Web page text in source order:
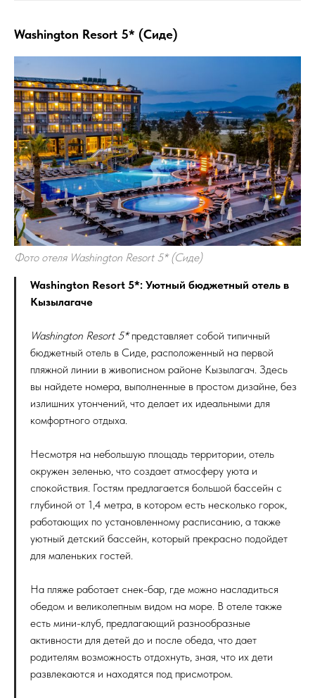
Washington Resort 5* (Сиде)
Фото отеля Washington Resort 5* (Сиде)
Washington Resort 5*: Уютный бюджетный отель в
Кызылагаче
Washington Resort 5*представляет собой типичный
бюджетный отель в Сиде, расположенный на первой
пляжной линии в живописном районе Кызылагач. Здесь
вы найдете номера, выполненные в простом дизайне, без
излишних утончений, что делает их идеальными для
комфортного отдыха.
Несмотря на небольшую площадь территории, отель
окружен зеленью, что создает атмосферу уюта и
спокойствия. Гостям предлагается большой бассейн с
глубиной от 1,4 метра, в котором есть несколько горок,
работающих по установленному расписанию, а также
уютный детский бассейн, который прекрасно подойдет
для маленьких гостей.
На пляже работает снек-бар, где можно насладиться
обедом и великолепным видом на море. В отеле также
есть мини-клуб, предлагающий разнообразные
активности для детей до и после обеда, что дает
родителям возможность отдохнуть, зная, что их дети
развлекаются и находятся под присмотром.